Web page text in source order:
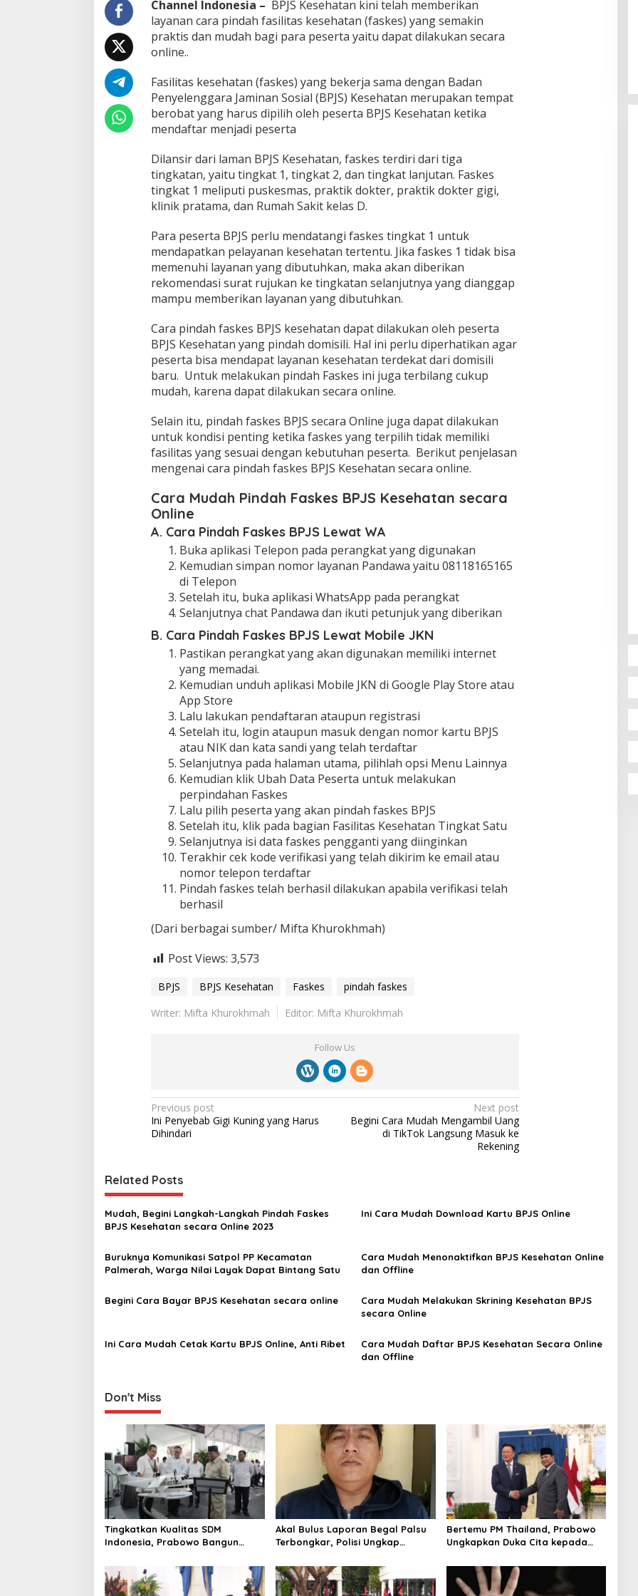
s
e
c
O
n
l
i
n
Channel Indonesia – BPJS Kesehatan kini telah memberikan
layanan cara pindah fasilitas kesehatan (faskes) yang semakin
praktis dan mudah bagi para peserta yaitu dapat dilakukan secara
online..
Fasilitas kesehatan (faskes) yang bekerja sama dengan Badan
Penyelenggara Jaminan Sosial (BPJS) Kesehatan merupakan tempat
berobat yang harus dipilih oleh peserta BPJS Kesehatan ketika
mendaftar menjadi peserta
Dilansir dari laman BPJS Kesehatan, faskes terdiri dari tiga
tingkatan, yaitu tingkat 1, tingkat 2, dan tingkat lanjutan. Faskes
tingkat 1 meliputi puskesmas, praktik dokter, praktik dokter gigi,
klinik pratama, dan Rumah Sakit kelas D.
Para peserta BPJS perlu mendatangi faskes tingkat 1 untuk
mendapatkan pelayanan kesehatan tertentu. Jika faskes 1 tidak bisa
memenuhi layanan yang dibutuhkan, maka akan diberikan
rekomendasi surat rujukan ke tingkatan selanjutnya yang dianggap
mampu memberikan layanan yang dibutuhkan.
Cara pindah faskes BPJS kesehatan dapat dilakukan oleh peserta
BPJS Kesehatan yang pindah domisili. Hal ini perlu diperhatikan agar
peserta bisa mendapat layanan kesehatan terdekat dari domisili
baru. Untuk melakukan pindah Faskes ini juga terbilang cukup
mudah, karena dapat dilakukan secara online.
Selain itu, pindah faskes BPJS secara Online juga dapat dilakukan
untuk kondisi penting ketika faskes yang terpilih tidak memiliki
fasilitas yang sesuai dengan kebutuhan peserta. Berikut penjelasan
mengenai cara pindah faskes BPJS Kesehatan secara online.
Cara Mudah Pindah Faskes BPJS Kesehatan secara
Online
A. Cara Pindah Faskes BPJS Lewat WA
Buka aplikasi Telepon pada perangkat yang digunakan
Kemudian simpan nomor layanan Pandawa yaitu 08118165165
di Telepon
Setelah itu, buka aplikasi WhatsApp pada perangkat
Selanjutnya chat Pandawa dan ikuti petunjuk yang diberikan
B. Cara Pindah Faskes BPJS Lewat Mobile JKN
Pastikan perangkat yang akan digunakan memiliki internet
yang memadai.
Kemudian unduh aplikasi Mobile JKN di Google Play Store atau
App Store
Lalu lakukan pendaftaran ataupun registrasi
Setelah itu, login ataupun masuk dengan nomor kartu BPJS
atau NIK dan kata sandi yang telah terdaftar
Selanjutnya pada halaman utama, pilihlah opsi Menu Lainnya
Kemudian klik Ubah Data Peserta untuk melakukan
perpindahan Faskes
Lalu pilih peserta yang akan pindah faskes BPJS
Setelah itu, klik pada bagian Fasilitas Kesehatan Tingkat Satu
Selanjutnya isi data faskes pengganti yang diinginkan
Terakhir cek kode verifikasi yang telah dikirim ke email atau
nomor telepon terdaftar
Pindah faskes telah berhasil dilakukan apabila verifikasi telah
berhasil
(Dari berbagai sumber/ Mifta Khurokhmah)
Post Views: 3,573
BPJS BPJS Kesehatan Faskes
pindah faskes
Writer: Mifta Khurokhmah
Editor: Mifta Khurokhmah
Follow Us
P
o
t
n
a
v
i
g
t
o
Previous post
Ini Penyebab Gigi Kuning yang Harus
Dihindari ‎
Next post
Begini Cara Mudah Mengambil Uang
di TikTok Langsung Masuk ke
Rekening
Related Posts
Mudah, Begini Langkah-Langkah Pindah Faskes
BPJS Kesehatan secara Online 2023‎
Ini Cara Mudah Download Kartu BPJS Online ‎
Buruknya Komunikasi Satpol PP Kecamatan
Palmerah, Warga Nilai Layak Dapat Bintang Satu
Cara Mudah Menonaktifkan BPJS Kesehatan Online
dan Offline
Begini Cara Bayar BPJS Kesehatan secara online
Cara Mudah Melakukan Skrining Kesehatan BPJS
secara Online
Ini Cara Mudah Cetak Kartu BPJS Online, Anti Ribet ‎
Cara Mudah Daftar BPJS Kesehatan Secara Online
dan Offline
Don't Miss
Tingkatkan Kualitas SDM
Indonesia, Prabowo Bangun
Undang Universitas Terbaik Dunia
Akal Bulus Laporan Begal Palsu
Terbongkar, Polisi Ungkap
untuk Crypto
Bertemu PM Thailand, Prabowo
Ungkapkan Duka Cita kepada
ke Raja Thailand
Pria Diduga Bunuh Diri di Jalur Rel
KA Blambangan-Pasar Senen,